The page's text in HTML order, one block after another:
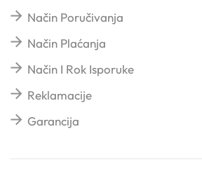
Način Poručivanja
Način Plaćanja
Način I Rok Isporuke
Reklamacije
Garancija